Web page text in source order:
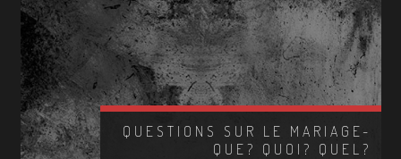
QUESTIONS SUR LE MARIAGE-
QUE? QUOI? QUEL?